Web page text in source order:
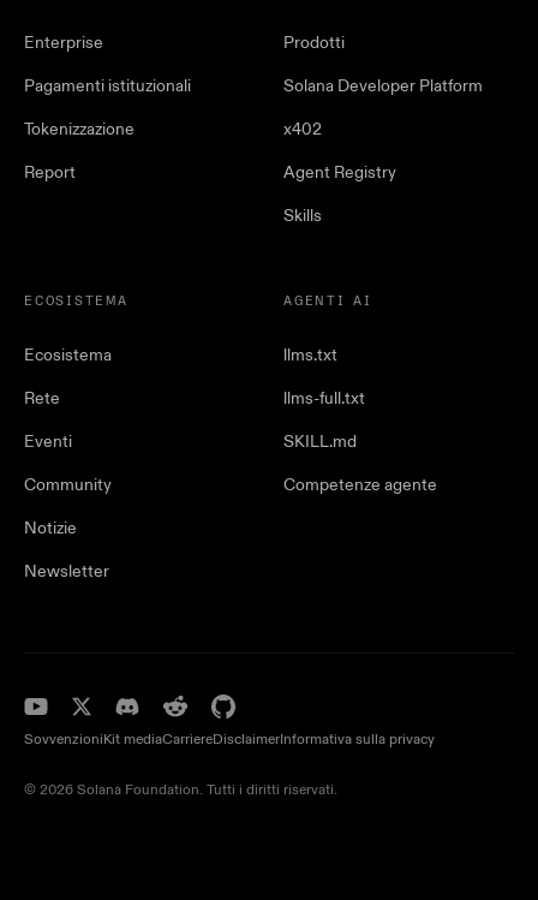
Enterprise
Pagamenti istituzionali
Tokenizzazione
Report
Prodotti
Solana Developer Platform
x402
Agent Registry
Skills
ECOSISTEMA
Ecosistema
Rete
Eventi
Community
Notizie
Newsletter
AGENTI AI
llms.txt
llms-full.txt
SKILL.md
Competenze agente
SovvenzioniKit mediaCarriereDisclaimerInformativa sulla privacy
© 2026 Solana Foundation. Tutti i diritti riservati.